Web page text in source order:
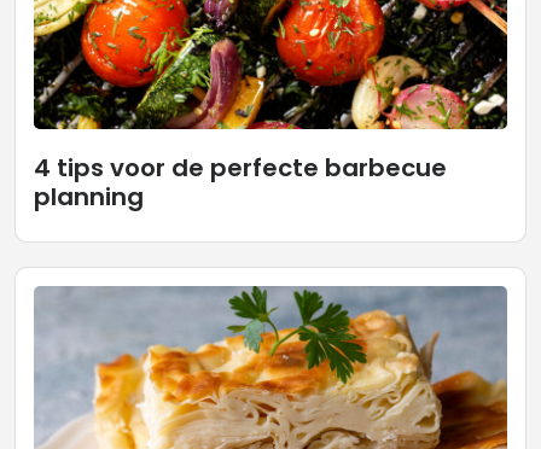
4 tips voor de perfecte barbecue
planning